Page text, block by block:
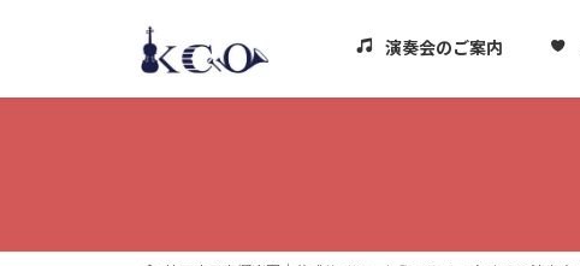
ン
ー
演奏会のご案内